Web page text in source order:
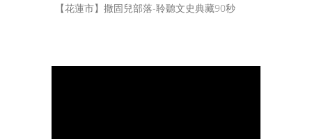
【花蓮市】撒固兒部落-聆聽文史典藏90秒